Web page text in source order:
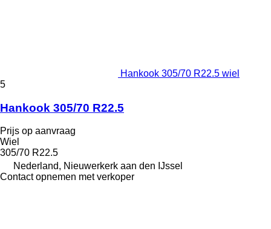
Hankook 305/70 R22.5 wiel
5
Hankook 305/70 R22.5
Prijs op aanvraag
Wiel
305/70 R22.5
Nederland, Nieuwerkerk aan den IJssel
Contact opnemen met verkoper